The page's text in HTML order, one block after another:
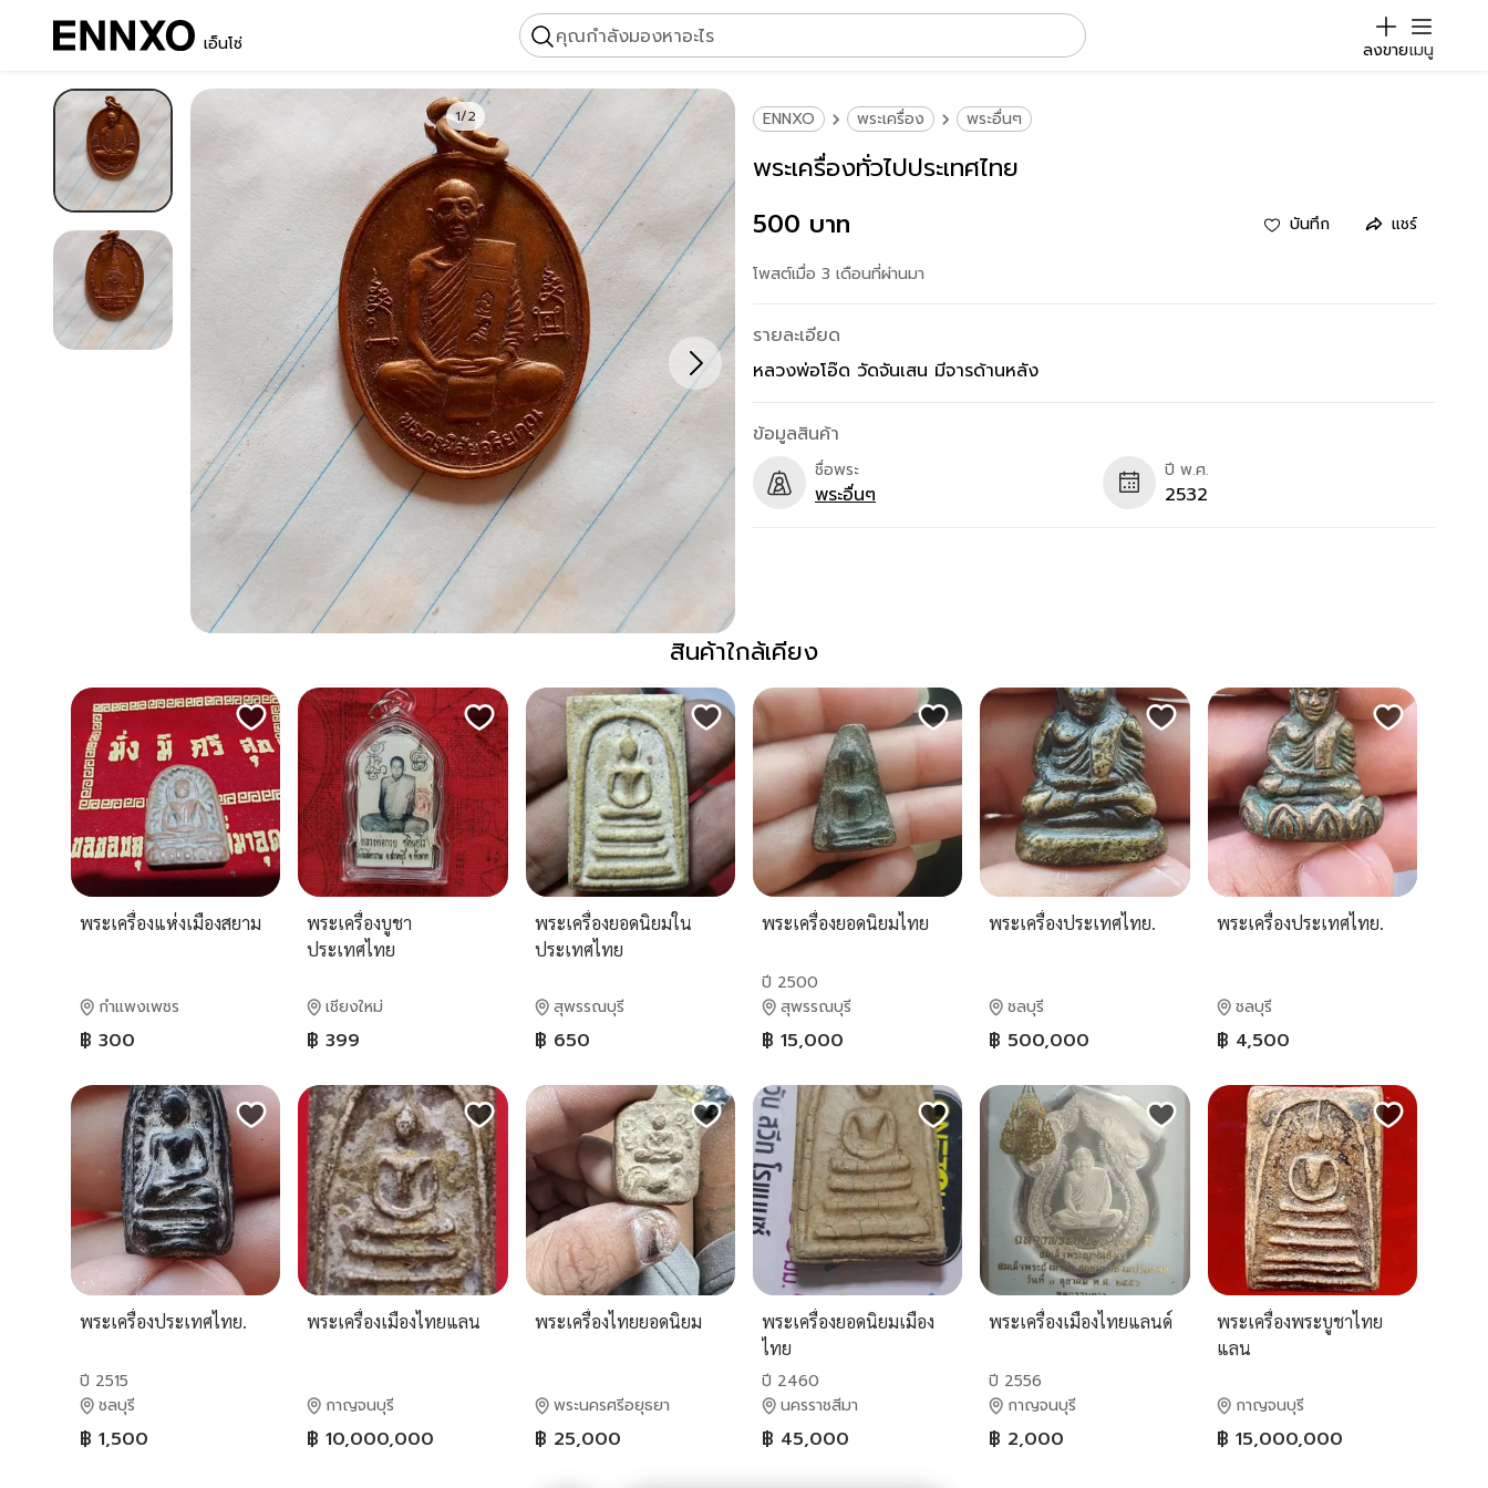
เอ็นโซ่ คุณกำลังมองหาอะไร
ลงขายเมนู
1/2 ENNXO พระเครื่อง พระอื่นๆ
พระเครื่องทั่วไปประเทศไทย
500 บาท
บันทึก แชร์
โพสต์เมื่อ 3 เดือนที่ผ่านมา
รายละเอียด
หลวงพ่อโอ๊ด วัดจันเสน มีจารด้านหลัง
ข้อมูลสินค้า
ชื่อพระ
พระอื่นๆ
ปี พ.ศ.
2532
สินค้าใกล้เคียง
พระเครื่องแห่งเมืองสยาม
กำแพงเพชร
฿ 300
พระเครื่องบูชา
ประเทศไทย
เชียงใหม่
฿ 399
พระเครื่องยอดนิยมใน
ประเทศไทย
สุพรรณบุรี
฿ 650
พระเครื่องยอดนิยมไทย
ปี 2500
สุพรรณบุรี
฿ 15,000
พระเครื่องประเทศไทย.
ชลบุรี
฿ 500,000
พระเครื่องประเทศไทย.
ชลบุรี
฿ 4,500
พระเครื่องประเทศไทย.
ปี 2515
ชลบุรี
฿ 1,500
พระเครื่องเมืองไทยแลน
กาญจนบุรี
฿ 10,000,000
พระเครื่องไทยยอดนิยม
พระนครศรีอยุธยา
฿ 25,000
พระเครื่องยอดนิยมเมือง
ไทย
ปี 2460
นครราชสีมา
฿ 45,000
พระเครื่องเมืองไทยแลนด์
ปี 2556
กาญจนบุรี
฿ 2,000
พระเครื่องพระบูชาไทย
แลน
กาญจนบุรี
฿ 15,000,000